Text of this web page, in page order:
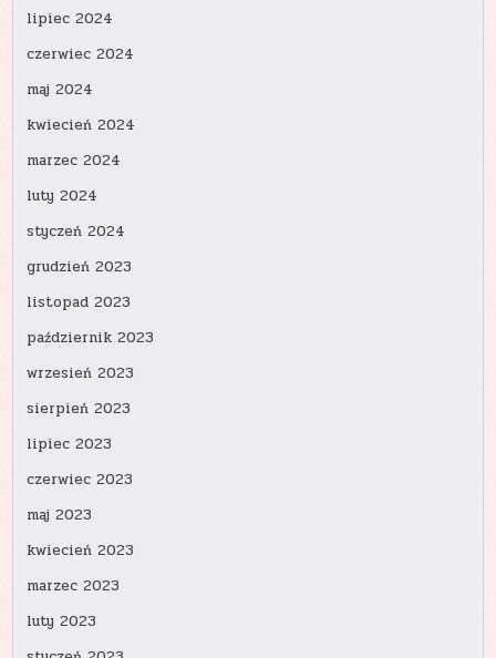
lipiec 2024
czerwiec 2024
maj 2024
kwiecień 2024
marzec 2024
luty 2024
styczeń 2024
grudzień 2023
listopad 2023
październik 2023
wrzesień 2023
sierpień 2023
lipiec 2023
czerwiec 2023
maj 2023
kwiecień 2023
marzec 2023
luty 2023